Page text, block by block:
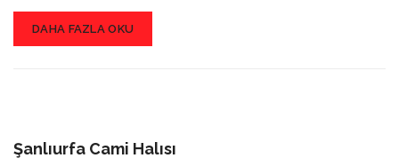
DAHA FAZLA OKU
Şanlıurfa Cami Halısı